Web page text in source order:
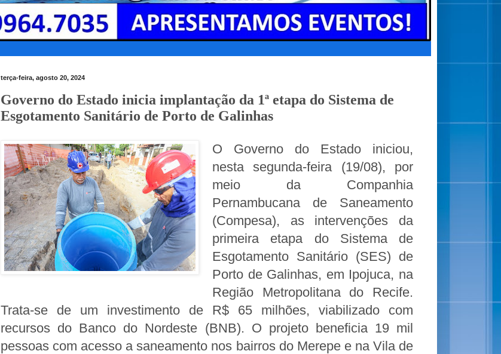
terça-feira, agosto 20, 2024
Governo do Estado inicia implantação da 1ª etapa do Sistema de
Esgotamento Sanitário de Porto de Galinhas
O Governo do Estado iniciou,
nesta segunda-feira (19/08), por
meio da Companhia
Pernambucana de Saneamento
(Compesa), as intervenções da
primeira etapa do Sistema de
Esgotamento Sanitário (SES) de
Porto de Galinhas, em Ipojuca, na
Região Metropolitana do Recife.
Trata-se de um investimento de R$ 65 milhões, viabilizado com
recursos do Banco do Nordeste (BNB). O projeto beneficia 19 mil
pessoas com acesso a saneamento nos bairros do Merepe e na Vila de